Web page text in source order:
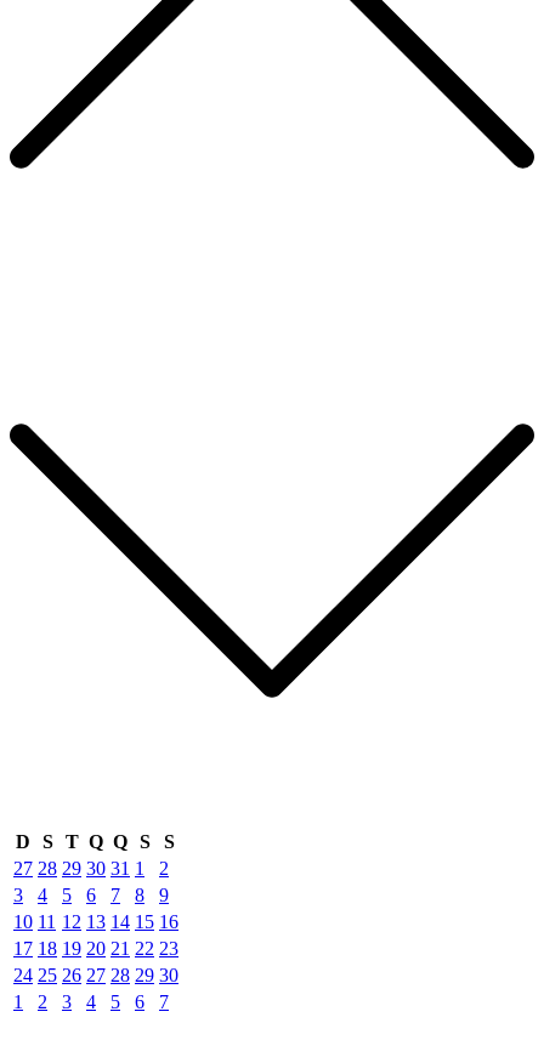
D S T Q Q S
S
27 28 29 30 31 1
2
3
4 5 6 7 8
9
10 11 12 13 14 15 16
17 18 19 20 21 22 23
24 25 26 27 28 29 30
1
2 3 4 5 6 7